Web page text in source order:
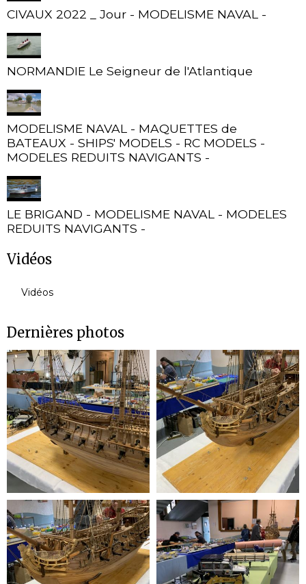
CIVAUX 2022 _ Jour - MODELISME NAVAL -
NORMANDIE Le Seigneur de l'Atlantique
MODELISME NAVAL - MAQUETTES de
BATEAUX - SHIPS' MODELS - RC MODELS -
MODELES REDUITS NAVIGANTS -
LE BRIGAND - MODELISME NAVAL - MODELES
REDUITS NAVIGANTS -
Vidéos
Vidéos
Dernières photos